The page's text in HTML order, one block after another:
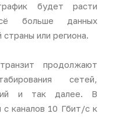
будет расти
больше данных
или региона.
продолжают
сетей,
и так далее. В
каналов 10 Гбит/с к